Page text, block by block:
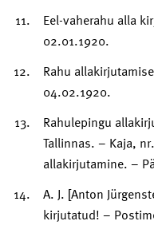
Eel-vaherahu alla
02.01.1920.
Rahu
04.02.1920.
Rahulepingu
Tallinnas. – Kaja,
allakirjutamine. –
A. J. [Anton
kirjutatud! –